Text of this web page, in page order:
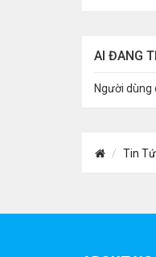
AI ĐANG
Người dùng
Tin